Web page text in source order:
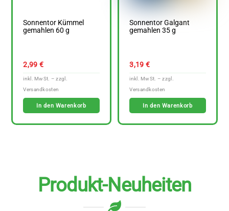
Sonnentor Kümmel
gemahlen 60 g
2,99 €
In den Warenkorb
Sonnentor Galgant
gemahlen 35 g
3,19 €
In den Warenkorb
Produkt-Neuheiten